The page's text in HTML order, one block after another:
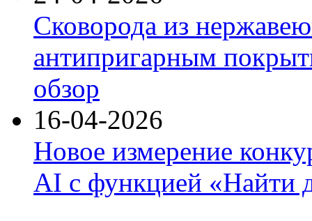
Сковорода из
антипригарным
обзор
16-04-2026
Новое измерение
AI с функцией «Найти